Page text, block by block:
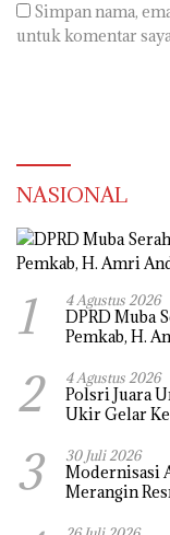
Simpan nama,
untuk komentar
NASIONAL
1 4 Agustus 2026
DPRD Muba
Pemkab, H.
2 4 Agustus 2026
Polsri Juara
Ukir Gelar
3 30 Juli 2026
Modernisasi
Merangin